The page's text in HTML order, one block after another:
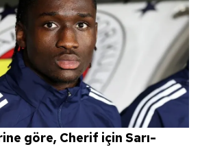
göre, Cherif için Sarı-